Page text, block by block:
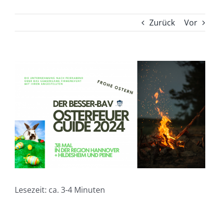
Zurück Vor
grösseres
Lesezeit: ca. 3-4 Minuten